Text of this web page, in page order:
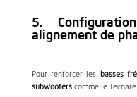
5.
alignement de
Pour renforcer les basses
subwooferscomme le Tecnare